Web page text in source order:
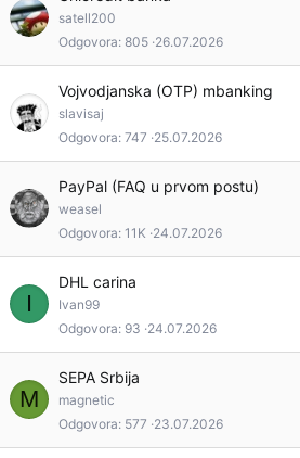
satell200
Odgovora 805 26.07.2026
Vojvodjanska (OTP) mbanking
slavisaj
Odgovora 747 25.07.2026
PayPal (FAQ u prvom postu)
weasel
Odgovora 11K 24.07.2026
I
DHL carina
Ivan99
Odgovora 93 24.07.2026
M
SEPA Srbija
magnetic
Odgovora 577 23.07.2026